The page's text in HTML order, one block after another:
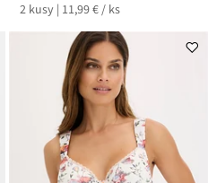
2 kusy | 11,99 € / ks